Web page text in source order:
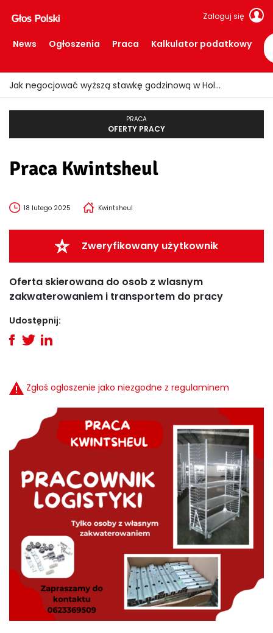
Zaloguj się
News Ogłoszenia Praca Kalkulator podatkowy
Jak negocjować wyższą stawkę godzinową w Holandii?
PRACA
OFERTY PRACY
Praca Kwintsheul
18 lutego 2025 Kwintsheul
Zweryfikowany użytkownik
Oferta skierowana do osob z wlasnym
zakwaterowaniem i transportem do pracy
Udostępnij:
Zgłoś ogłoszenie jako niezgodne z regulaminem